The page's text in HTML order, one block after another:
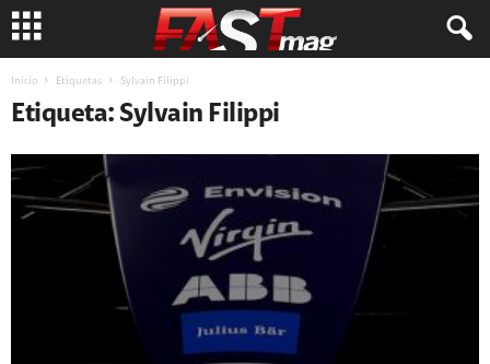
Inicio Etiquetas Sylvain Filippi
Etiqueta: Sylvain Filippi